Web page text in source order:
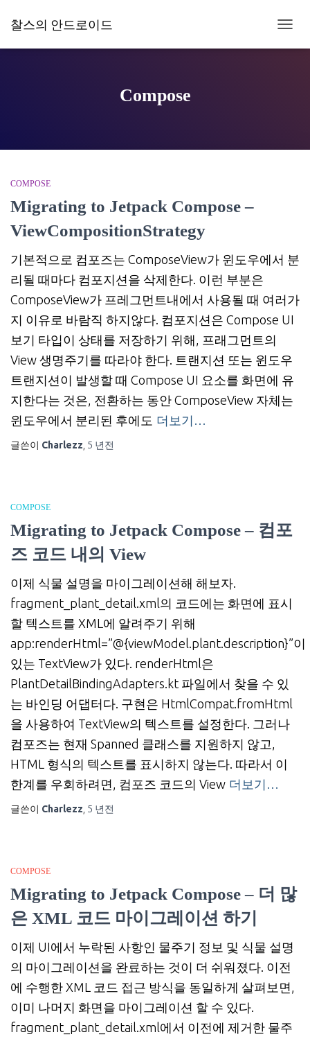
찰스의 안드로이드
비
Compose
COMPOSE
Migrating to Jetpack Compose –
ViewCompositionStrategy
기본적으로 컴포즈는 ComposeView가 윈도우에서 분
리될 때마다 컴포지션을 삭제한다. 이런 부분은
ComposeView가 프레그먼트내에서 사용될 때 여러가
지 이유로 바람직 하지않다. 컴포지션은 Compose UI
보기 타입이 상태를 저장하기 위해, 프래그먼트의
View 생명주기를 따라야 한다. 트랜지션 또는 윈도우
트랜지션이 발생할 때 Compose UI 요소를 화면에 유
지한다는 것은, 전환하는 동안 ComposeView 자체는
윈도우에서 분리된 후에도 더보기…
글쓴이 Charlezz 5 년전
COMPOSE
Migrating to Jetpack Compose – 컴포
즈 코드 내의 View
이제 식물 설명을 마이그레이션해 해보자.
fragment_plant_detail.xml의 코드에는 화면에 표시
할 텍스트를 XML에 알려주기 위해
app:renderHtml=”@{viewModel.plant.description}”이
있는 TextView가 있다. renderHtml은
PlantDetailBindingAdapters.kt 파일에서 찾을 수 있
는 바인딩 어댑터다. 구현은 HtmlCompat.fromHtml
을 사용하여 TextView의 텍스트를 설정한다. 그러나
컴포즈는 현재 Spanned 클래스를 지원하지 않고,
HTML 형식의 텍스트를 표시하지 않는다. 따라서 이
한계를 우회하려면, 컴포즈 코드의 View 더보기…
글쓴이 Charlezz 5 년전
COMPOSE
Migrating to Jetpack Compose – 더 많
은 XML 코드 마이그레이션 하기
이제 UI에서 누락된 사항인 물주기 정보 및 식물 설명
의 마이그레이션을 완료하는 것이 더 쉬워졌다. 이전
에 수행한 XML 코드 접근 방식을 동일하게 살펴보면,
이미 나머지 화면을 마이그레이션 할 수 있다.
fragment_plant_detail.xml에서 이전에 제거한 물주